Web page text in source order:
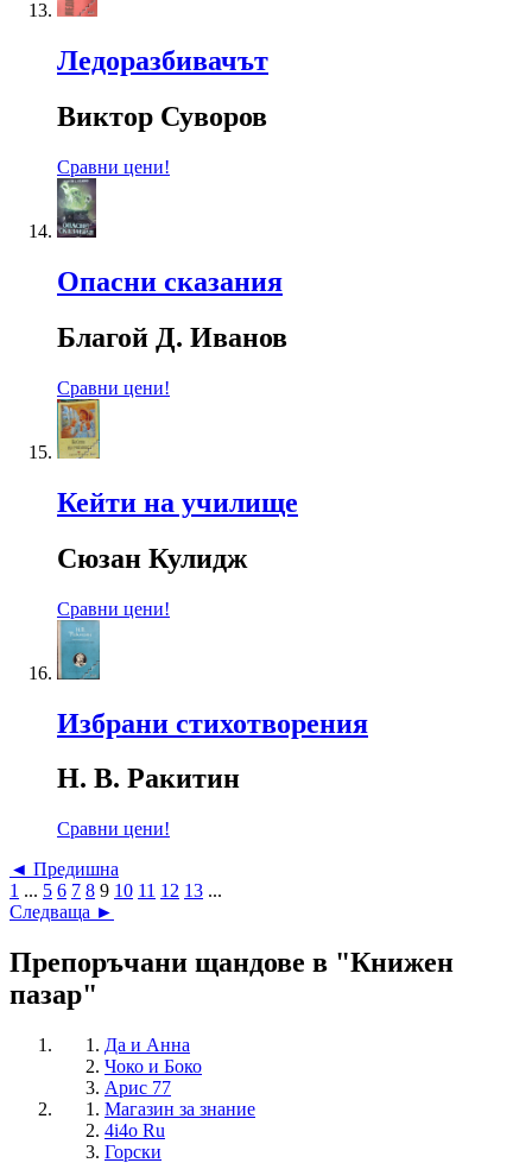
Ледоразбивачът
Виктор Суворов
Сравни цени!
Опасни сказания
Благой Д. Иванов
Сравни цени!
Кейти на училище
Сюзан Кулидж
Сравни цени!
Избрани стихотворения
Н. В. Ракитин
Сравни цени!
◄ Предишна
1 ... 5 6 7 8 9 10 11 12 13 ...
Следваща ►
Препоръчани щандове в "Книжен
пазар"
Да и Анна
Чоко и Боко
Арис 77
Магазин за знание
4i4o Ru
Горски